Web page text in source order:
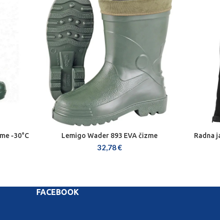
-30°C ODABERI OPCIJE
Lemigo Wader 893 EVA čizme
32,78€
Radna
FACEBOOK